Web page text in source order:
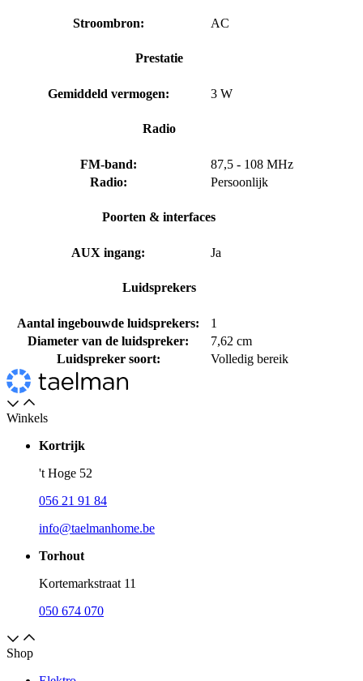
Stroombron: AC
Prestatie
Gemiddeld vermogen: 3 W
Radio
FM-band:
87,5 - 108 MHz
Radio:
Persoonlijk
Poorten & interfaces
AUX ingang: Ja
Luidsprekers
Aantal ingebouwde luidsprekers:
1
Diameter van de luidspreker:
7,62 cm
Luidspreker soort:
Volledig bereik
Winkels
Kortrijk
't Hoge 52
056 21 91 84
info@taelmanhome.be
Torhout
Kortemarkstraat 11
050 674 070
Shop